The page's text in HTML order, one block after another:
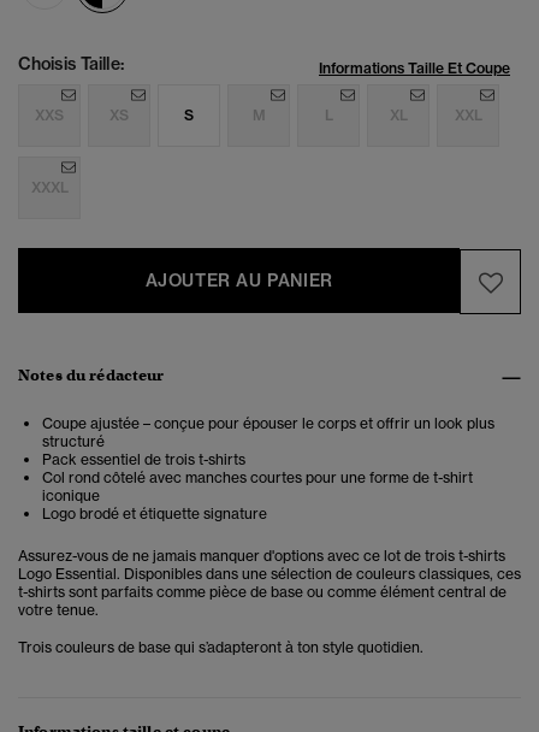
Choisis Taille: Informations Taille Et Coupe
XXS XS S M L XL XXL
XXXL
AJOUTER AU PANIER
Notes du rédacteur
Coupe ajustée – conçue pour épouser le corps et offrir un look plus
structuré
Pack essentiel de trois t-shirts
Col rond côtelé avec manches courtes pour une forme de t-shirt
iconique
Logo brodé et étiquette signature
Assurez-vous de ne jamais manquer d'options avec ce lot de trois t-shirts
Logo Essential. Disponibles dans une sélection de couleurs classiques, ces
t-shirts sont parfaits comme pièce de base ou comme élément central de
votre tenue.
Trois couleurs de base qui s’adapteront à ton style quotidien.